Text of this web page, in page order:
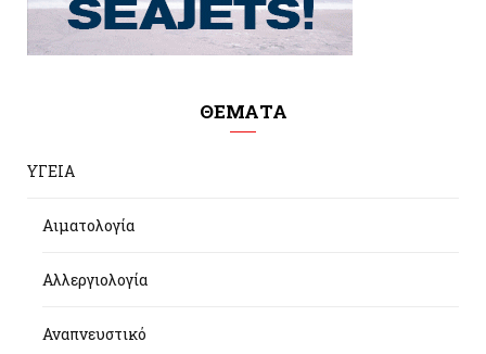
ΘΕΜΑΤΑ
ΥΓΕΙΑ
Αιματολογία
Αλλεργιολογία
Αναπνευστικό